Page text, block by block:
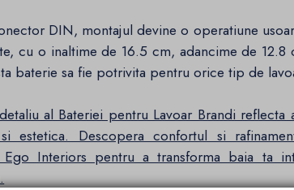
DIN, montajul devine o operatiune
cu o inaltime de 16.5 cm, adancime de
baterie sa fie potrivita pentru orice tip de
al Bateriei pentru Lavoar Brandi reflecta
estetica. Descopera confortul si
Ego Interiors pentru a transforma baia ta